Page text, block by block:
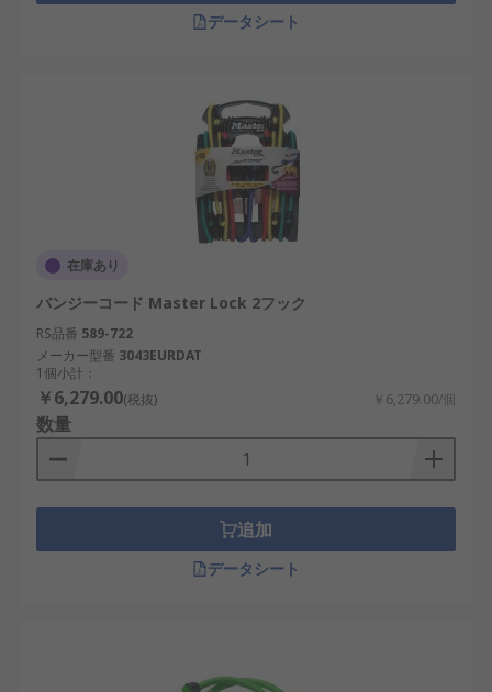
データシート
在庫あり
バンジーコード Master Lock 2フック
RS品番 589-722
メーカー型番 3043EURDAT
1個小計：
￥6,279.00(税抜) ￥6,279.00/個
数量
追加
データシート